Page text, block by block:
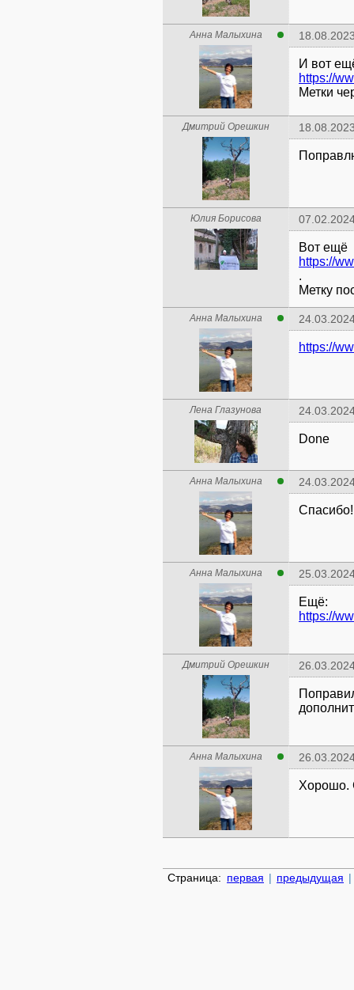
Анна Малыхина
И вот
https://
Метки
Дмитрий Орешкин
Юлия Борисова
https://
.
Метку
Анна Малыхина
https://
Лена Глазунова
Done
Анна Малыхина
Спасибо!
Анна Малыхина
Ещё:
https://
Дмитрий Орешкин
Анна Малыхина
Хорошо.
Страница: первая | предыдущая |